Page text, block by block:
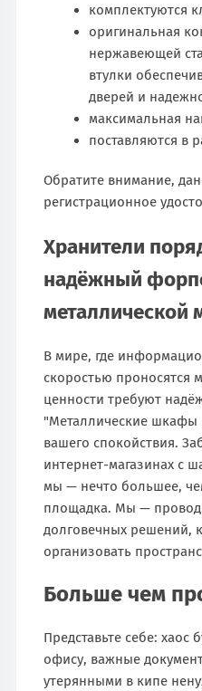
комплектуются
оригинальная
нержавеющей
втулки
дверей и
максимальная
поставляются в
Обратите внимание,
регистрационное
Хранители
надёжный
металлической
В мире, где
скоростью проносятся
ценности требуют
"Металлические шкафы
вашего спокойствия.
интернет-магазинах с
мы — нечто большее,
площадка. Мы —
долговечных решений,
организовать
Больше чем
Представьте себе: хаос
офису, важные
утерянными в кипе